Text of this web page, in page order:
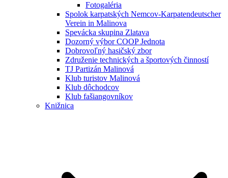
Fotogaléria
Spolok karpatských Nemcov-Karpatendeutscher
Verein in Malinova
Spevácka skupina Zlatava
Dozorný výbor COOP Jednota
Dobrovoľný hasičský zbor
Združenie technických a športových činností
TJ Partizán Malinová
Klub turistov Malinová
Klub dôchodcov
Klub fašiangovníkov
Knižnica